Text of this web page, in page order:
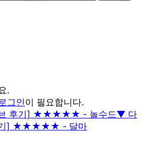
.
로그인이 필요합니다.
브 후기] ★★★★★ - 놀수드▼ 다
기] ★★★★★ - 달마